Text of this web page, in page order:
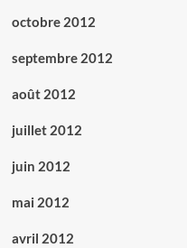
octobre 2012
septembre 2012
août 2012
juillet 2012
juin 2012
mai 2012
avril 2012